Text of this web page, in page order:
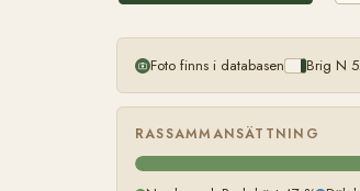
Foto finns i databasen Brig N
RASSAMMANSÄTTNING